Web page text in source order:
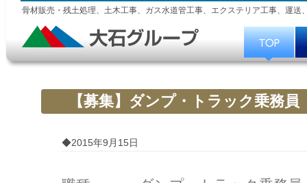
骨材販売・残土処理、土木工事、ガス水道管工事、エクステリア工事、運送
【募集】ダンプ・トラック乗務員
◆2015年9月15日